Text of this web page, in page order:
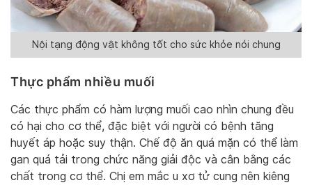
Nội tạng động vật không tốt cho sức khỏe nói chung
Thực phẩm nhiều muối
Các thực phẩm có hàm lượng muối cao nhìn chung đều
có hại cho cơ thể, đặc biệt với người có bệnh tăng
huyết áp hoặc suy thận. Chế độ ăn quá mặn có thể làm
gan quá tải trong chức năng giải độc và cân bằng các
chất trong cơ thể. Chị em mắc u xơ tử cung nên kiêng